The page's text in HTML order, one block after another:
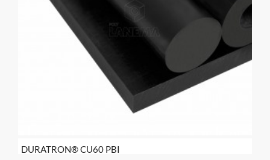
DURATRON® CU60 PBI